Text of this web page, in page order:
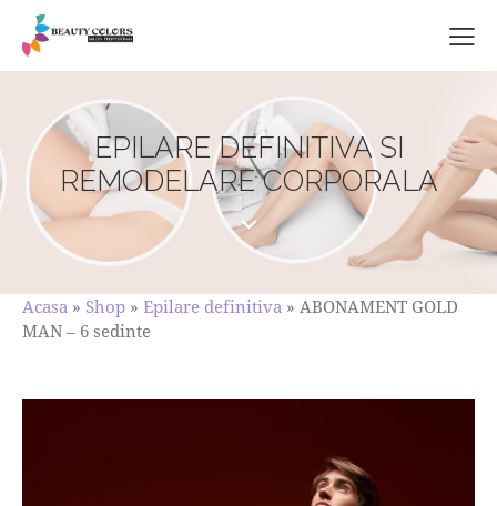
EPILARE DEFINITIVA SI
REMODELARE CORPORALA
Acasa » Shop » Epilare definitiva » ABONAMENT GOLD
MAN – 6 sedinte